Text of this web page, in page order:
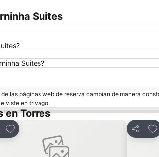
Suites
Suites?
las páginas web de reserva cambian de manera
viste en trivago.
en Torres
Añadir a favoritos